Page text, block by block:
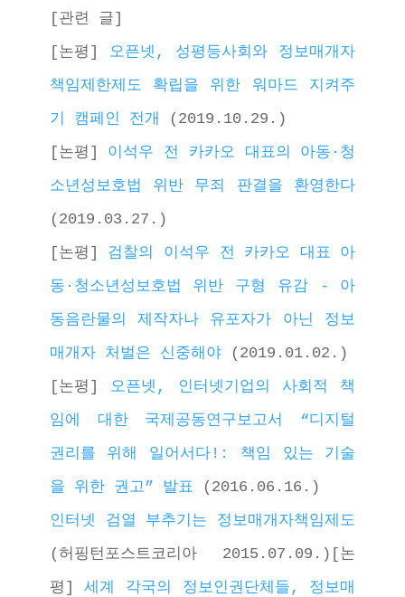
[관련 글]
[논평] 오픈넷, 성평등사회와 정보매개자
책임제한제도 확립을 위한 워마드 지켜주
기 캠페인 전개
(2019.10.29.)
[논평] 이석우 전 카카오 대표의 아동·청
소년성보호법 위반 무죄 판결을 환영한다
(2019.03.27.)
[논평] 검찰의 이석우 전 카카오 대표 아
동·청소년성보호법 위반 구형 유감 - 아
동음란물의 제작자나 유포자가 아닌 정보
매개자 처벌은 신중해야 (2019.01.02.)
[논평] 오픈넷, 인터넷기업의 사회적 책
임에 대한 국제공동연구보고서 “디지털
권리를 위해 일어서다!: 책임 있는 기술
을 위한 권고” 발표 (2016.06.16.)
인터넷 검열 부추기는 정보매개자책임제도
(허핑턴포스트코리아 2015.07.09.)[논
평] 세계 각국의 정보인권단체들, 정보매